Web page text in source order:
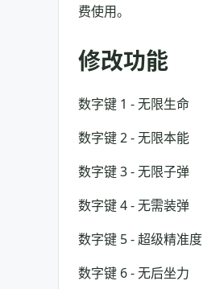
费使用。
修改功能
数字键 1 - 无限生命
数字键 2 - 无限本能
数字键 3 - 无限子弹
数字键 4 - 无需装弹
数字键 5 - 超级精准度
数字键 6 - 无后坐力